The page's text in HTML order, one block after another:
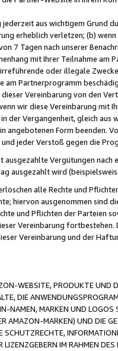
jederzeit aus wichtigem Grund
erheblich verletzen; (b)
7 Tagen nach unserer
mit Ihrer Teilnahme am
oder illegale
am Partnerprogramm
Vereinbarung von den
wir diese Vereinbarung mit
der Vergangenheit, gleich
angebotenen Form beenden.
jeder Verstoß gegen die
Vergütungen
ausgezahlt wird
alle Rechte und
hiervon ausgenommen sind
und Pflichten der Parteien
Vereinbarung
Vereinbarung und der
WEBSITE, PRODUKTE UND
DIE
NAMEN, MARKEN UND
AMAZON-MARKEN) UND DIE
SCHUTZRECHTE,
IM RAHMEN